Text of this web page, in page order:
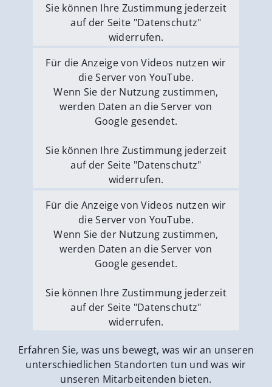
Sie können Ihre Zustimmung jederzeit
auf der Seite "Datenschutz"
widerrufen.
Externe Medien erlauben
Für die Anzeige von Videos nutzen wir
die Server von YouTube.
Wenn Sie der Nutzung zustimmen,
werden Daten an die Server von
Google gesendet.
Sie können Ihre Zustimmung jederzeit
auf der Seite "Datenschutz"
widerrufen.
Externe Medien erlauben
Für die Anzeige von Videos nutzen wir
die Server von YouTube.
Wenn Sie der Nutzung zustimmen,
werden Daten an die Server von
Google gesendet.
Sie können Ihre Zustimmung jederzeit
auf der Seite "Datenschutz"
widerrufen.
Externe Medien erlauben
Erfahren Sie, was uns bewegt, was wir an unseren
unterschiedlichen Standorten tun und was wir
unseren Mitarbeitenden bieten.